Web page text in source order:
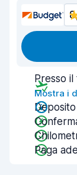
Presso il
Mostra i
Paga